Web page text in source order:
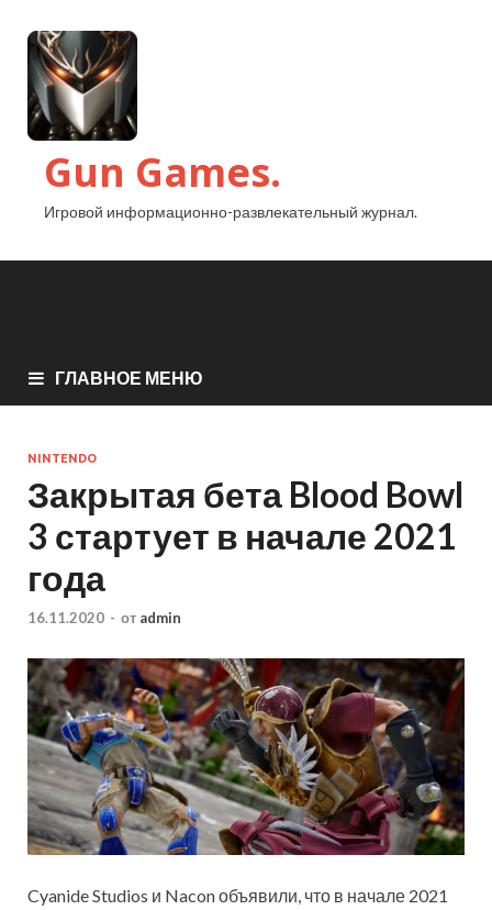
Gun Games.
Игровой информационно-развлекательный журнал.
ГЛАВНОЕ МЕНЮ
NINTENDO
Закрытая бета Blood Bowl
3 стартует в начале 2021
года
16.11.2020 - от admin
Cyanide Studios и Nacon объявили, что в начале 2021